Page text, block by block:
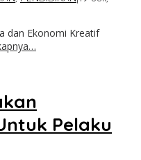
dan Ekonomi Kreatif
Pelaku